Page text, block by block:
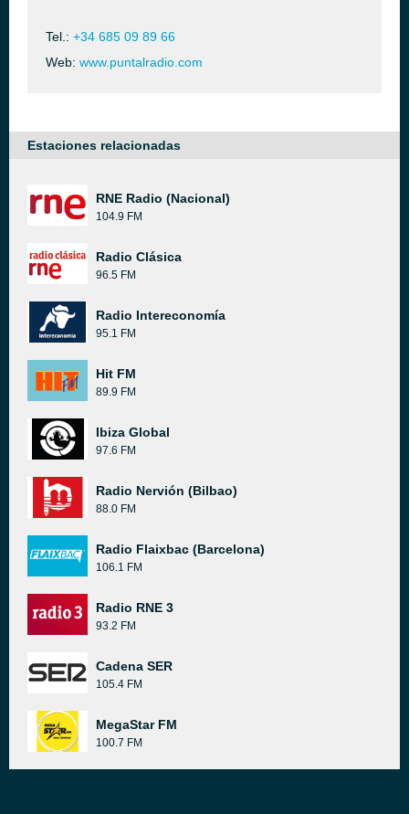
Tel.: +34 685 09 89 66
Web: www.puntalradio.com
Estaciones relacionadas
RNE Radio (Nacional)
104.9 FM
Radio Clásica
96.5 FM
Radio Intereconomía
95.1 FM
Hit FM
89.9 FM
Ibiza Global
97.6 FM
Radio Nervión (Bilbao)
88.0 FM
Radio Flaixbac (Barcelona)
106.1 FM
Radio RNE 3
93.2 FM
Cadena SER
105.4 FM
MegaStar FM
100.7 FM